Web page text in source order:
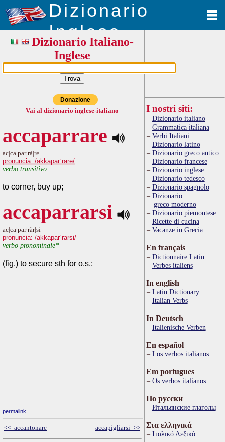
Dizionario
Inglese
Dizionario Italiano-
Inglese
Donazione
Vai al dizionario inglese-italiano
accaparrare
ac|ca|par|rà|re
pronuncia: /akkaparˈrare/
verbo transitivo
to corner, buy up;
accaparrarsi
ac|ca|par|ràr|si
pronuncia: /akkaparˈrarsi/
verbo pronominale*
(fig.) to secure sth for o.s.;
permalink
<< accantonare accapigliarsi >>
I nostri siti:
Dizionario italiano
Grammatica italiana
Verbi Italiani
Dizionario latino
Dizionario greco antico
Dizionario francese
Dizionario inglese
Dizionario tedesco
Dizionario spagnolo
Dizionario
greco moderno
Dizionario piemontese
Ricette di cucina
Vacanze in Grecia
En français
Dictionnaire Latin
Verbes italiens
In english
Latin Dictionary
Italian Verbs
In Deutsch
Italienische Verben
En español
Los verbos italianos
Em portugues
Os verbos italianos
По русски
Итальянские глаголы
Στα ελληνικά
Ιταλικό Λεξικό